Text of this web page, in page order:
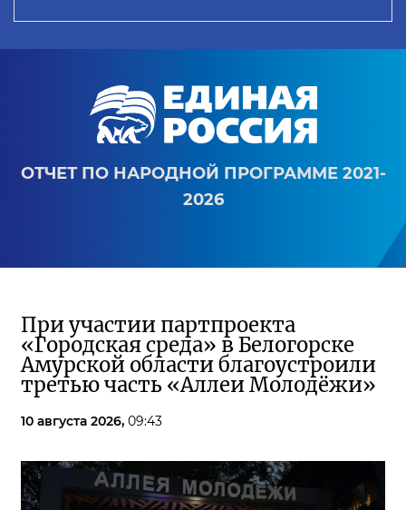
ОТЧЕТ ПО НАРОДНОЙ ПРОГРАММЕ 2021-
2026
При участии партпроекта
«Городская среда» в Белогорске
Амурской области благоустроили
третью часть «Аллеи Молодёжи»
10 августа 2026, 09:43